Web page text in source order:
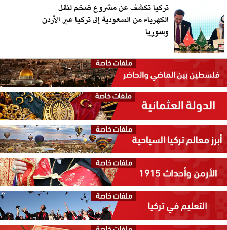
تركيا تكشف عن مشروع ضخم لنقل
الكهرباء من السعودية إلى تركيا عبر الأردن
وسوريا